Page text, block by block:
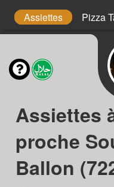
Assiettes Pizza
Assiettes
proche
Ballon